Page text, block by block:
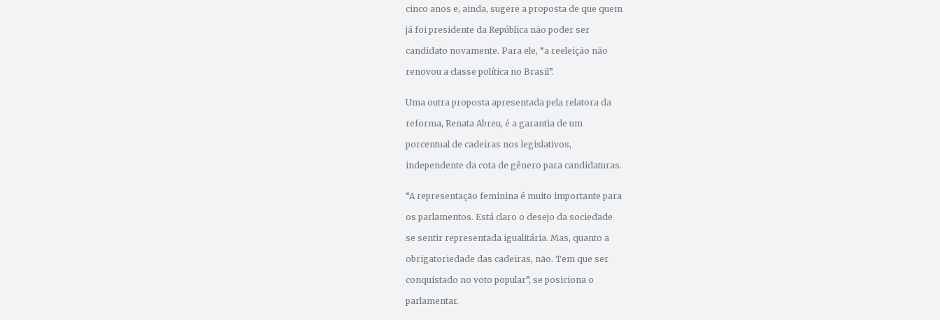
cinco anos e, ainda, sugere a proposta de que quem
já foi presidente da República não poder ser
candidato novamente. Para ele, “a reeleição não
renovou a classe política no Brasil”.
Uma outra proposta apresentada pela relatora da
reforma, Renata Abreu, é a garantia de um
porcentual de cadeiras nos legislativos,
independente da cota de gênero para candidaturas.
“A representação feminina é muito importante para
os parlamentos. Está claro o desejo da sociedade
se sentir representada igualitária. Mas, quanto a
obrigatoriedade das cadeiras, não. Tem que ser
conquistado no voto popular”, se posiciona o
parlamentar.